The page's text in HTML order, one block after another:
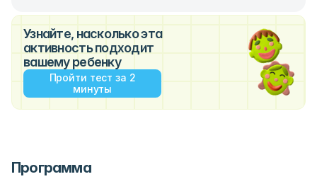
Узнайте, насколько эта
активность подходит
вашему ребенку
Пройти тест за 2
минуты
Программа